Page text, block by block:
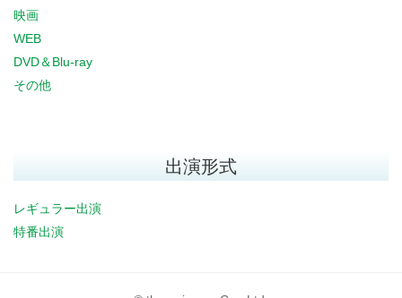
映画
WEB
DVD＆Blu-ray
その他
出演形式
レギュラー出演
特番出演